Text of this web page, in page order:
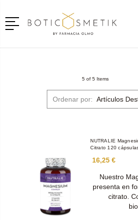
Menú
5 of 5 Items
Ordenar por:
NUTRALIE
Citrato 120
16,25 €
Nuestro
presenta en
citrato.